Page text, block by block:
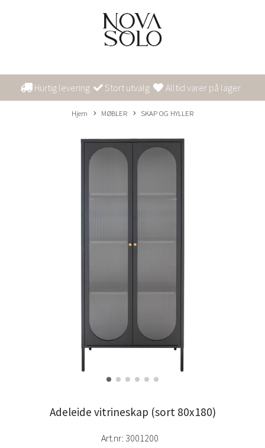
Hurtig levering Stort utvalg Alltid varer på lager
Hjem MØBLER SKAP OG HYLLER
Adeleide vitrineskap (sort 80x180)
Art.nr: 3001200